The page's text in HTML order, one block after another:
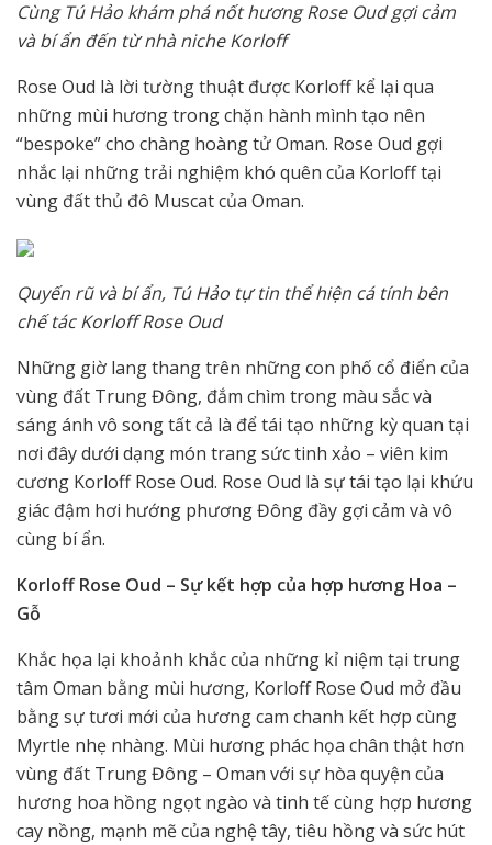
Cùng Tú Hảo khám phá nốt hương Rose Oud gợi cảm
và bí ẩn đến từ nhà niche Korloff
Rose Oud là lời tường thuật được Korloff kể lại qua
những mùi hương trong chặn hành mình tạo nên
“bespoke” cho chàng hoàng tử Oman. Rose Oud gợi
nhắc lại những trải nghiệm khó quên của Korloff tại
vùng đất thủ đô Muscat của Oman.
Quyến rũ và bí ẩn, Tú Hảo tự tin thể hiện cá tính bên
chế tác Korloff Rose Oud
Những giờ lang thang trên những con phố cổ điển của
vùng đất Trung Đông, đắm chìm trong màu sắc và
sáng ánh vô song tất cả là để tái tạo những kỳ quan tại
nơi đây dưới dạng món trang sức tinh xảo – viên kim
cương Korloff Rose Oud. Rose Oud là sự tái tạo lại khứu
giác đậm hơi hướng phương Đông đầy gợi cảm và vô
cùng bí ẩn.
Korloff Rose Oud – Sự kết hợp của hợp hương Hoa –
Gỗ
Khắc họa lại khoảnh khắc của những kỉ niệm tại trung
tâm Oman bằng mùi hương, Korloff Rose Oud mở đầu
bằng sự tươi mới của hương cam chanh kết hợp cùng
Myrtle nhẹ nhàng. Mùi hương phác họa chân thật hơn
vùng đất Trung Đông – Oman với sự hòa quyện của
hương hoa hồng ngọt ngào và tinh tế cùng hợp hương
cay nồng, mạnh mẽ của nghệ tây, tiêu hồng và sức hút